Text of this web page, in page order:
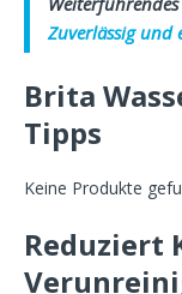
Zuverlässig und
Brita
Tipps
Keine Produkte
Reduziert